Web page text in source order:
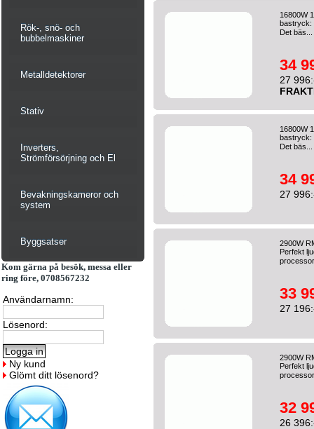
Rök-, snö- och
bubbelmaskiner
Metalldetektorer
Stativ
Inverters,
Strömförsörjning och El
Bevakningskameror och
system
Byggsatser
Kom gärna på besök, messa eller
ring före, 0708567232
Användarnamn:
Lösenord:
Ny kund
Glömt ditt lösenord?
16800W
bastryck:
Det bäs...
34
27
16800W
bastryck:
Det bäs...
34
27
2900W
Perfekt
33
27
2900W
Perfekt
32
26